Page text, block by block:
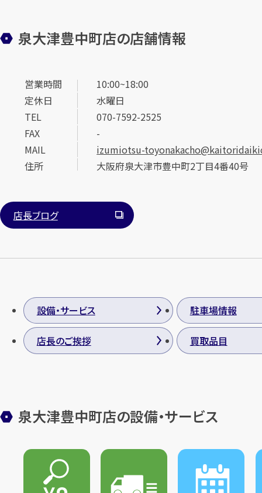
泉大津豊中町店の店舗情報
営業時間
10:00~18:00
定休日
水曜日
TEL
070-7592-2525
FAX
-
MAIL
izumiotsu-
住所
大阪府泉大津市豊中町2丁目4番40号
店長ブログ
設備・サービス 駐車場情報
店長のご挨拶 買取品目
泉大津豊中町店の設備・サービス